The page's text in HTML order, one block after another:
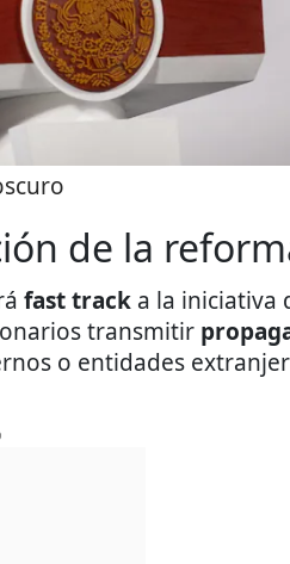
de la
fast track a la iniciativa
transmitir
o entidades